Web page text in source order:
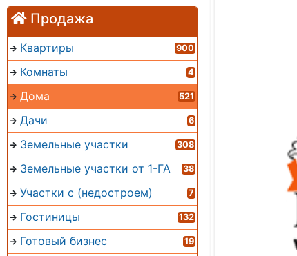
Продажа
Квартиры 900
Комнаты 4
Дома 521
Дачи 6
Земельные участки 308
Земельные участки от 1-ГА 38
Участки с (недостроем) 7
Гостиницы 132
Готовый бизнес 19